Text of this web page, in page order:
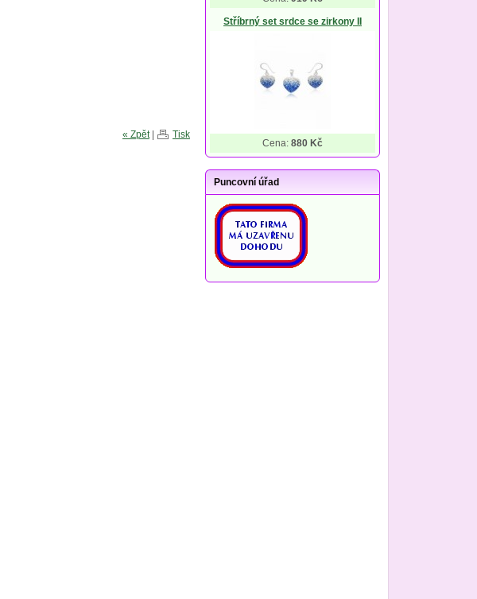
« Zpět| Tisk
Stříbrný set srdce se zirkony II
Cena: 880 Kč
Puncovní úřad